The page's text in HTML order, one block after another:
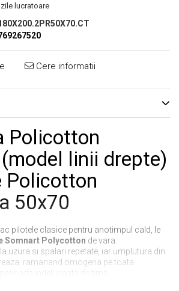
lucratoare
Cere informatii
Policotton
linii drepte)
Policotton
50x70
pilotele clasice pentru anotimpul cald, le
Somnart Polycotton de vara.
uzura si spalari repetate, iar umplutura din
ramanand omogena pe toata